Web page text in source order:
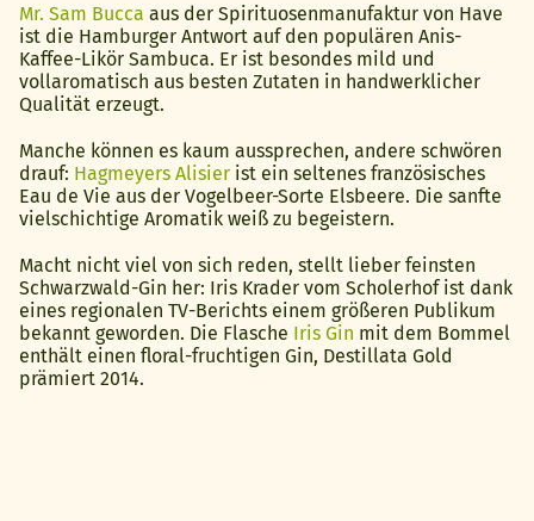
Mr. Sam Bucca aus der Spirituosenmanufaktur von Have
ist die Hamburger Antwort auf den populären Anis-
Kaffee-Likör Sambuca. Er ist besondes mild und
vollaromatisch aus besten Zutaten in handwerklicher
Qualität erzeugt.
Manche können es kaum aussprechen, andere schwören
drauf: Hagmeyers Alisierist ein seltenes französisches
Eau de Vie aus der Vogelbeer-Sorte Elsbeere. Die sanfte
vielschichtige Aromatik weiß zu begeistern.
Macht nicht viel von sich reden, stellt lieber feinsten
Schwarzwald-Gin her: Iris Krader vom Scholerhof ist dank
eines regionalen TV-Berichts einem größeren Publikum
bekannt geworden. Die Flasche Iris Gin mit dem Bommel
enthält einen floral-fruchtigen Gin, Destillata Gold
prämiert 2014.